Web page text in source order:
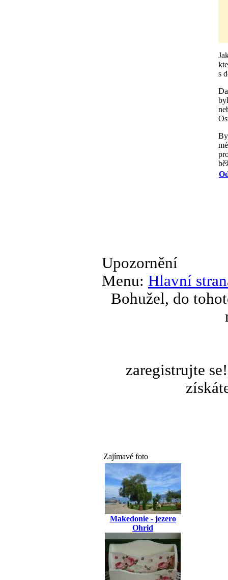
s
Upozornění
Menu: Hlavní
Bohužel, do
zaregistrujte
Zajímavé foto
Makedonie - jezero
Ohrid